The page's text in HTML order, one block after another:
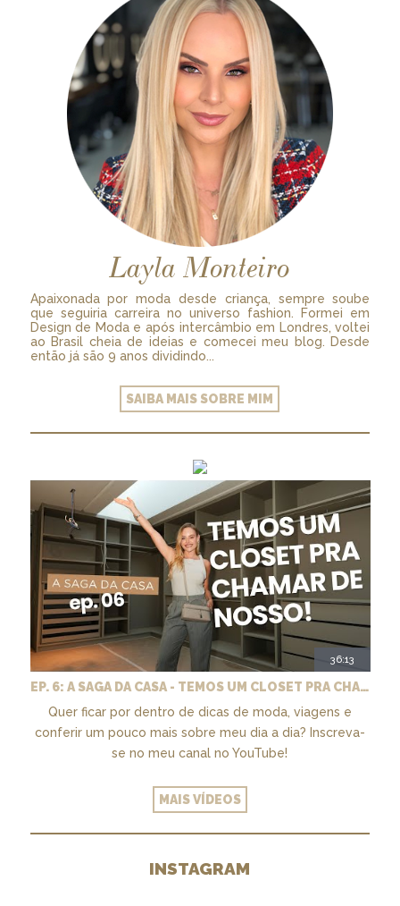
Layla Monteiro
Apaixonada por moda desde criança, sempre soube
que seguiria carreira no universo fashion. Formei em
Design de Moda e após intercâmbio em Londres, voltei
ao Brasil cheia de ideias e comecei meu blog. Desde
então já são 9 anos dividindo...
SAIBA MAIS SOBRE MIM
36:13
EP. 6: A SAGA DA CASA - TEMOS UM CLOSET PRA CHAMAR DE NOSSO + MARCENARIA E PAISAGISMO
Quer ficar por dentro de dicas de moda, viagens e
conferir um pouco mais sobre meu dia a dia? Inscreva-
se no meu canal no YouTube!
MAIS VÍDEOS
INSTAGRAM